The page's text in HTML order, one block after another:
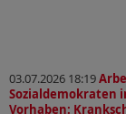
03.07.2026 18:19
Sozialdemokraten
Vorhaben: